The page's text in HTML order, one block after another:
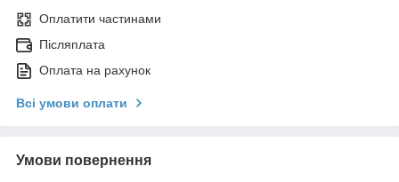
Оплатити частинами
Післяплата
Оплата на рахунок
Всі умови оплати
Умови повернення